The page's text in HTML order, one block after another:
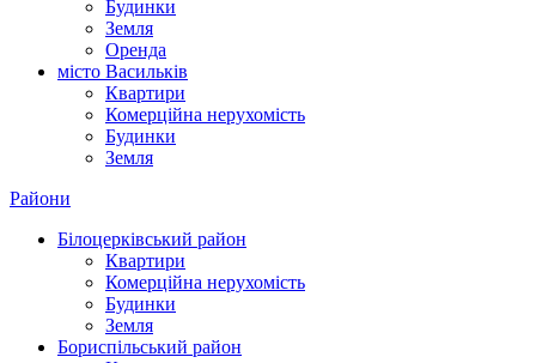
Будинки
Земля
Оренда
місто Василькiв
Квартири
Комерційна нерухомість
Будинки
Земля
Райони
Білоцерківський район
Квартири
Комерційна нерухомість
Будинки
Земля
Бориспільський район